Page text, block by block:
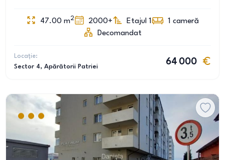
47.00 m2 2000+ Etajul 1 1 cameră
Decomandat
Locație:
Sector 4, Apărătorii Patriei
64 000